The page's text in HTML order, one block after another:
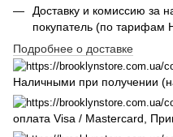
Доставку и комиссию за
покупатель (по тарифам
Подробнее о доставке
Наличными при получении
оплата Visa / Mastercard,